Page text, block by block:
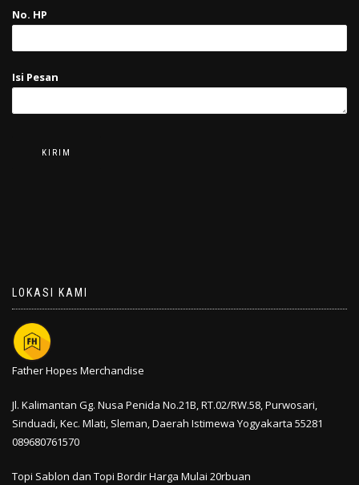
No. HP
Isi Pesan
LOKASI KAMI
Father Hopes Merchandise
Jl. Kalimantan Gg. Nusa Penida No.21B, RT.02/RW.58, Purwosari,
Sinduadi, Kec. Mlati, Sleman,Daerah Istimewa Yogyakarta 55281
089680761570
Topi Sablon dan Topi Bordir Harga Mulai 20rbuan